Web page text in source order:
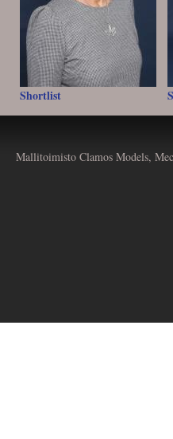
Shortlist
Mallitoimisto Clamos Models,